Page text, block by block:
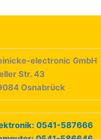
electronic GmbH
Str. 43
Osnabrück
0541-587666